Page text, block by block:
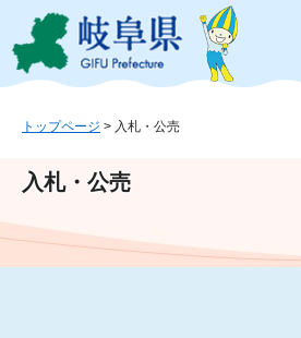
ジ
ュ
文
このページの本文へ
トップページ > 入札・公売
入札・公売